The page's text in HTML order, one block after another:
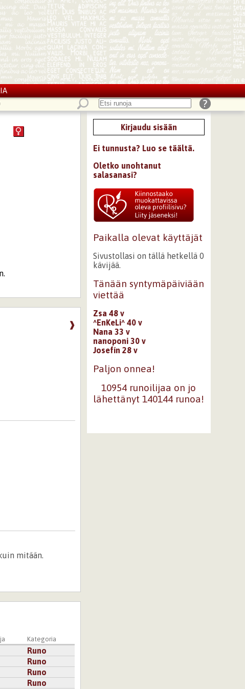
❱
mitään.
Kategoria
Runo
Runo
Runo
Runo
Kirjaudu sisään
Ei tunnusta? Luo se täältä.
Oletko unohtanut
salasanasi?
Paikalla olevat käyttäjät
Sivustollasi on tällä hetkellä 0
kävijää.
Tänään syntymäpäiviään
viettää
Zsa 48 v
^EnKeLi^ 40 v
Nana 33 v
nanoponi 30 v
Josefín 28 v
Paljon onnea!
10954 runoilijaa on jo
lähettänyt 140144 runoa!